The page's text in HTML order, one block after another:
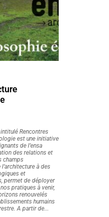
Rencontres
est une initiative
de l’ensa
des relations et
champs
à des
et
permet de déployer
pratiques à venir,
renouvelés
humains
A partir de...